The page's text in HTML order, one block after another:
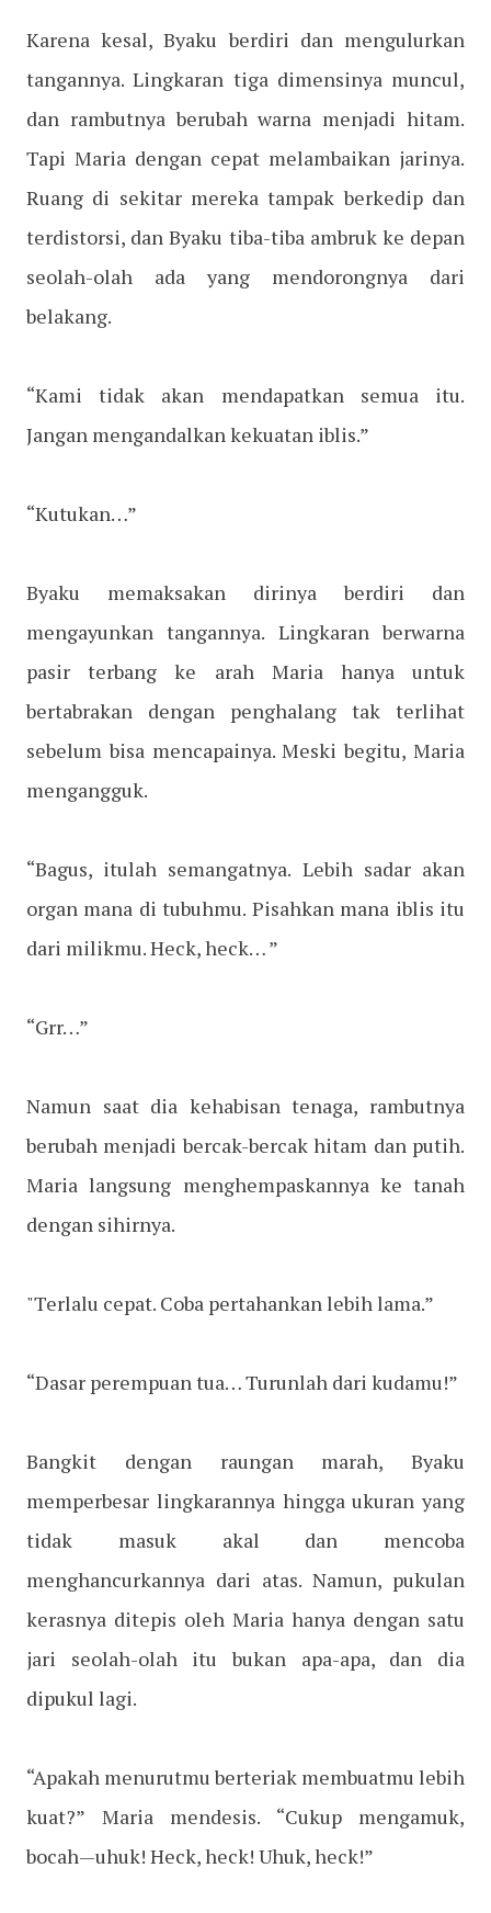
Karena kesal, Byaku berdiri dan mengulurkan
tangannya. Lingkaran tiga dimensinya muncul,
dan rambutnya berubah warna menjadi hitam.
Tapi Maria dengan cepat melambaikan jarinya.
Ruang di sekitar mereka tampak berkedip dan
terdistorsi, dan Byaku tiba-tiba ambruk ke depan
seolah-olah ada yang mendorongnya dari
belakang.
“Kami tidak akan mendapatkan semua itu.
Jangan mengandalkan kekuatan iblis.”
“Kutukan…”
Byaku memaksakan dirinya berdiri dan
mengayunkan tangannya. Lingkaran berwarna
pasir terbang ke arah Maria hanya untuk
bertabrakan dengan penghalang tak terlihat
sebelum bisa mencapainya. Meski begitu, Maria
mengangguk.
“Bagus, itulah semangatnya. Lebih sadar akan
organ mana di tubuhmu. Pisahkan mana iblis itu
dari milikmu. Heck, heck… ”
“Grr…”
Namun saat dia kehabisan tenaga, rambutnya
berubah menjadi bercak-bercak hitam dan putih.
Maria langsung menghempaskannya ke tanah
dengan sihirnya.
"Terlalu cepat. Coba pertahankan lebih lama.”
“Dasar perempuan tua… Turunlah dari kudamu!”
Bangkit dengan raungan marah, Byaku
memperbesar lingkarannya hingga ukuran yang
tidak masuk akal dan mencoba
menghancurkannya dari atas. Namun, pukulan
kerasnya ditepis oleh Maria hanya dengan satu
jari seolah-olah itu bukan apa-apa, dan dia
dipukul lagi.
“Apakah menurutmu berteriak membuatmu lebih
kuat?” Maria mendesis. “Cukup mengamuk,
bocah—uhuk! Heck, heck! Uhuk, heck!”